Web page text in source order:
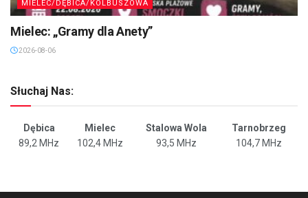
MIELEC/DĘBICA/KOLBUSZOWA
Mielec: „Gramy dla Anety”
2026-08-06
Słuchaj Nas:
Dębica Mielec Stalowa Wola
Tarnobrzeg
89,2 MHz
102,4 MHz 93,5 MHz 104,7 MHz